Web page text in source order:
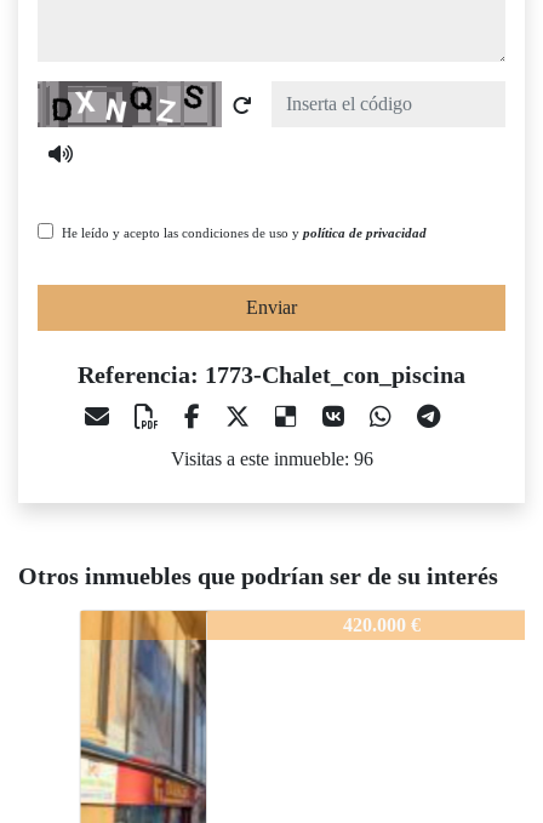
Captcha
He leído y acepto las condiciones de uso y política de privacidad
Enviar
Referencia: 1773-Chalet_con_piscina
Visitas a este inmueble: 96
Otros inmuebles que podrían ser de su interés
1773-Chalet_con_piscina